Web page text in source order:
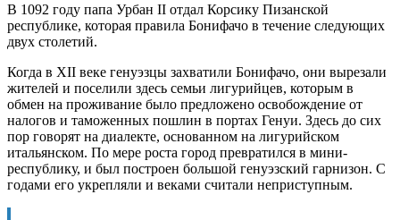
В 1092 году папа Урбан II отдал Корсику Пизанской
республике, которая правила Бонифачо в течение следующих
двух столетий.
Когда в XII веке генуэзцы захватили Бонифачо, они вырезали
жителей и поселили здесь семьи лигурийцев, которым в
обмен на проживание было предложено освобождение от
налогов и таможенных пошлин в портах Генуи. Здесь до сих
пор говорят на диалекте, основанном на лигурийском
итальянском. По мере роста город превратился в мини-
республику, и был построен большой генуэзский гарнизон. С
годами его укрепляли и веками считали неприступным.